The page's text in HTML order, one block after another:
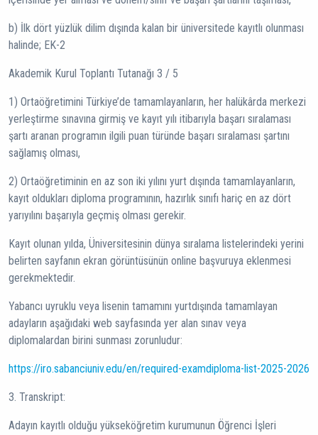
b) İlk dört yüzlük dilim dışında kalan bir üniversitede kayıtlı olunması
halinde; EK-2
Akademik Kurul Toplantı Tutanağı 3 / 5
1) Ortaöğretimini Türkiye’de tamamlayanların, her halükârda merkezi
yerleştirme sınavına girmiş ve kayıt yılı itibarıyla başarı sıralaması
şartı aranan programın ilgili puan türünde başarı sıralaması şartını
sağlamış olması,
2) Ortaöğretiminin en az son iki yılını yurt dışında tamamlayanların,
kayıt oldukları diploma programının, hazırlık sınıfı hariç en az dört
yarıyılını başarıyla geçmiş olması gerekir.
Kayıt olunan yılda, Üniversitesinin dünya sıralama listelerindeki yerini
belirten sayfanın ekran görüntüsünün online başvuruya eklenmesi
gerekmektedir.
Yabancı uyruklu veya lisenin tamamını yurtdışında tamamlayan
adayların aşağıdaki web sayfasında yer alan sınav veya
diplomalardan birini sunması zorunludur:
https://iro.sabanciuniv.edu/en/required-examdiploma-list-2025-2026
3. Transkript:
Adayın kayıtlı olduğu yükseköğretim kurumunun Öğrenci İşleri